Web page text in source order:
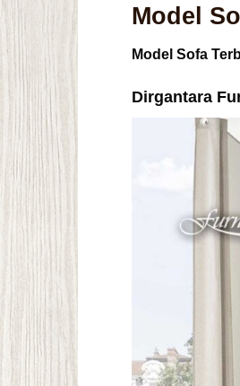
Model
Model Sofa
Dirgantara